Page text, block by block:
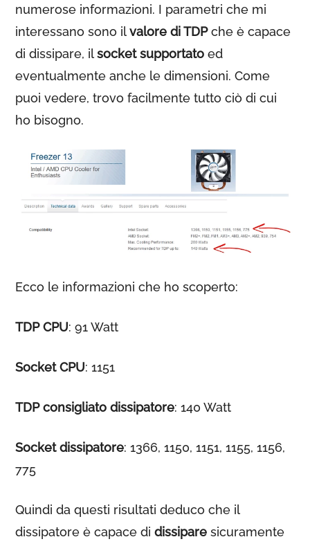
numerose informazioni. I parametri che mi
interessano sono ilvalore di TDPche è capace
di dissipare, ilsocket supportato ed
eventualmente anche le dimensioni. Come
puoi vedere, trovo facilmente tutto ciò di cui
ho bisogno.
Ecco le informazioni che ho scoperto:
TDP CPU: 91 Watt
Socket CPU: 1151
TDP consigliato dissipatore: 140 Watt
Socket dissipatore: 1366, 1150, 1151, 1155, 1156,
775
Quindi da questi risultati deduco che il
dissipatore è capace didissipare sicuramente